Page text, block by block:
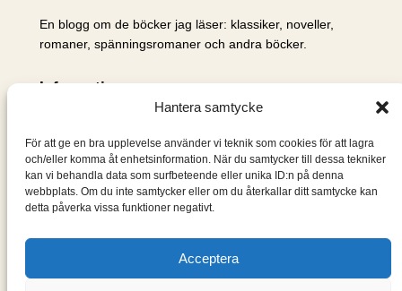
Hantera samtycke
För att ge en bra upplevelse använder vi teknik som cookies för att lagra
och/eller komma åt enhetsinformation. När du samtycker till dessa tekniker
kan vi behandla data som surfbeteende eller unika ID:n på denna
webbplats. Om du inte samtycker eller om du återkallar ditt samtycke kan
detta påverka vissa funktioner negativt.
Acceptera
En blogg om de böcker jag läser: klassiker, noveller,
romaner, spänningsromaner och andra böcker.
Information
Om mig & om bloggen
S
ö
k